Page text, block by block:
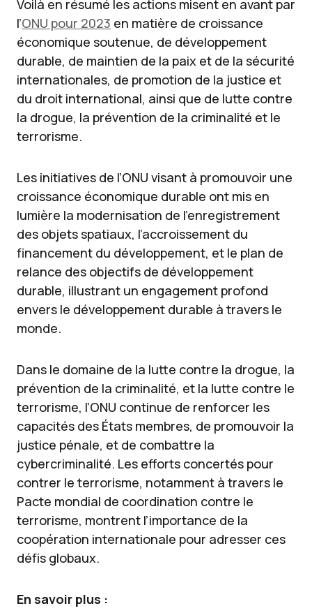
Voilà en résumé les actions misent en avant par
l’ONU pour 2023 en matière de croissance
économique soutenue, de développement
durable, de maintien de la paix et de la sécurité
internationales, de promotion de la justice et
du droit international, ainsi que de lutte contre
la drogue, la prévention de la criminalité et le
terrorisme.
Les initiatives de l’ONU visant à promouvoir une
croissance économique durable ont mis en
lumière la modernisation de l’enregistrement
des objets spatiaux, l’accroissement du
financement du développement, et le plan de
relance des objectifs de développement
durable, illustrant un engagement profond
envers le développement durable à travers le
monde.
Dans le domaine de la lutte contre la drogue, la
prévention de la criminalité, et la lutte contre le
terrorisme, l’ONU continue de renforcer les
capacités des États membres, de promouvoir la
justice pénale, et de combattre la
cybercriminalité. Les efforts concertés pour
contrer le terrorisme, notamment à travers le
Pacte mondial de coordination contre le
terrorisme, montrent l’importance de la
coopération internationale pour adresser ces
défis globaux.
En savoir plus :